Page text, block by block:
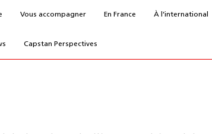
Vous accompagner En France À l’international
Capstan Perspectives